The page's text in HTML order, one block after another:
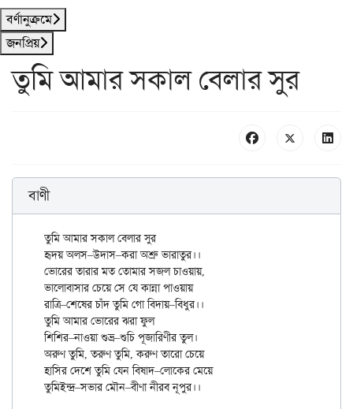
বর্ণানুক্রমে
জনপ্রিয়
তুমি আমার সকাল বেলার সুর
বাণী
তুমি আমার সকাল বেলার সুর
হৃদয় অলস–উদাস–করা অশ্রু ভারাতুর।।
ভোরের তারার মত তোমার সজল চাওয়ায়,
ভালোবাসার চেয়ে সে যে কান্না পাওয়ায়
রাত্রি–শেষের চাঁদ তুমি গো বিদায়–বিধুর।।
তুমি আমার ভোরের ঝরা ফুল
শিশির–নাওয়া শুভ্র–শুচি পূজারিণীর তুল।
অরুণ তুমি, তরুণ তুমি, করুণ তারো চেয়ে
হাসির দেশে তুমি যেন বিষাদ–লোকের মেয়ে